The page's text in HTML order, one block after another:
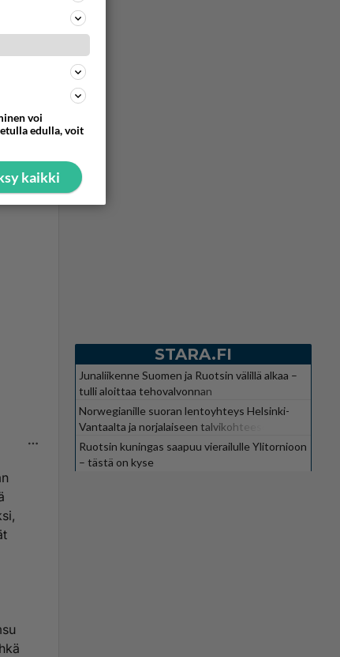
STARA.FI
Junaliikenne Suomen ja Ruotsin välillä alkaa –
tulli aloittaa tehovalvonnan
Norwegianille suoran lentoyhteys Helsinki-
Vantaalta ja norjalaiseen talvikohteeseen
Ruotsin kuningas saapuu vierailulle Ylitornioon
– tästä on kyse
voi
edulla, voit
kaikki